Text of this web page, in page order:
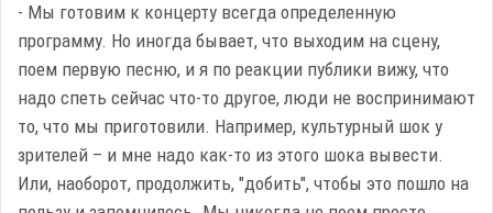
- Мы готовим к концерту всегда определенную
программу. Но иногда бывает, что выходим на сцену,
поем первую песню, и я по реакции публики вижу, что
надо спеть сейчас что-то другое, люди не воспринимают
то, что мы приготовили. Например, культурный шок у
зрителей – и мне надо как-то из этого шока вывести.
Или, наоборот, продолжить, "добить", чтобы это пошло на